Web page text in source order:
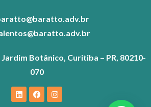
Jardim Botânico, Curitiba – PR, 80210-
070